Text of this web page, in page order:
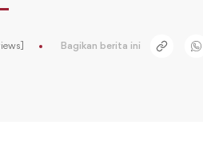
Bagikan berita ini